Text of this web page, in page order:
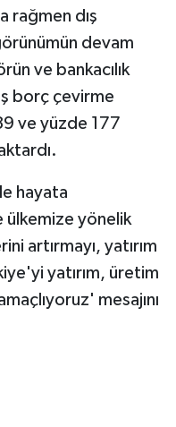
rağmen dış
devam
ve bankacılık
borç çevirme
ve yüzde 177
hayata
yönelik
artırmayı, yatırım
yatırım, üretim
mesajını